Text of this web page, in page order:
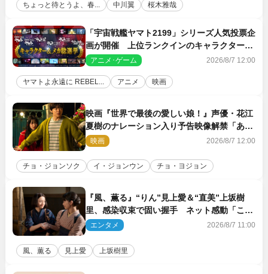
ちょっと待とうよ、春... 中川翼 桜木雅哉
「宇宙戦艦ヤマト2199」シリーズ人気投票企
画が開催 上位ランクインのキャラクター＆
メカは新規描き下ろしイラストを制作
アニメ･ゲーム 2026/8/7 12:00
ヤマトよ永遠に REBEL... アニメ 映画
映画『世界で最後の愛しい娘！』声優・花江
夏樹のナレーション入り予告映像解禁「あふ
れ出る温かさに涙が止まらない！」
映画 2026/8/7 12:00
チョ・ジョンソク イ・ジョンウン チョ・ヨジョン
『風、薫る』“りん”見上愛＆“直美”上坂樹
里、感染収束で固い握手 ネット感動「この
バディは最強」「アツい」
エンタメ 2026/8/7 11:00
風、薫る 見上愛 上坂樹里